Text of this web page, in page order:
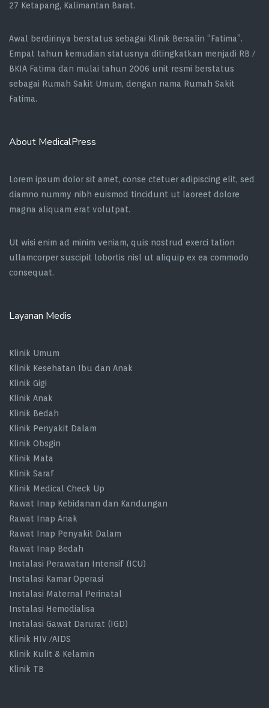
27 Ketapang, Kalimantan Barat.
Awal berdirinya berstatus sebagai Klinik Bersalin “Fatima”.
Empat tahun kemudian statusnya ditingkatkan menjadi RB /
BKIA Fatima dan mulai tahun 2006 unit resmi berstatus
sebagai Rumah Sakit Umum, dengan nama Rumah Sakit
Fatima.
About MedicalPress
Lorem ipsum dolor sit amet, conse ctetuer adipiscing elit, sed
diamno nummy nibh euismod tincidunt ut laoreet dolore
magna aliquam erat volutpat.
Ut wisi enim ad minim veniam, quis nostrud exerci tation
ullamcorper suscipit lobortis nisl ut aliquip ex ea commodo
consequat.
Layanan Medis
Klinik Umum
Klinik Kesehatan Ibu dan Anak
Klinik Gigi
Klinik Anak
Klinik Bedah
Klinik Penyakit Dalam
Klinik Obsgin
Klinik Mata
Klinik Saraf
Klinik Medical Check Up
Rawat Inap Kebidanan dan Kandungan
Rawat Inap Anak
Rawat Inap Penyakit Dalam
Rawat Inap Bedah
Instalasi Perawatan Intensif (ICU)
Instalasi Kamar Operasi
Instalasi Maternal Perinatal
Instalasi Hemodialisa
Instalasi Gawat Darurat (IGD)
Klinik HIV /AIDS
Klinik Kulit & Kelamin
Klinik TB